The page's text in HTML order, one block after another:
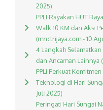
2025)
PPLI Rayakan HUT
Walk 10 KM dan Aksi
(mnctrijaya.com - 10
4 Langkah
dan Ancaman Lainnya
PPLI Perkuat
Teknologi di Hari
Juli 2025)
Peringati Hari Sungai